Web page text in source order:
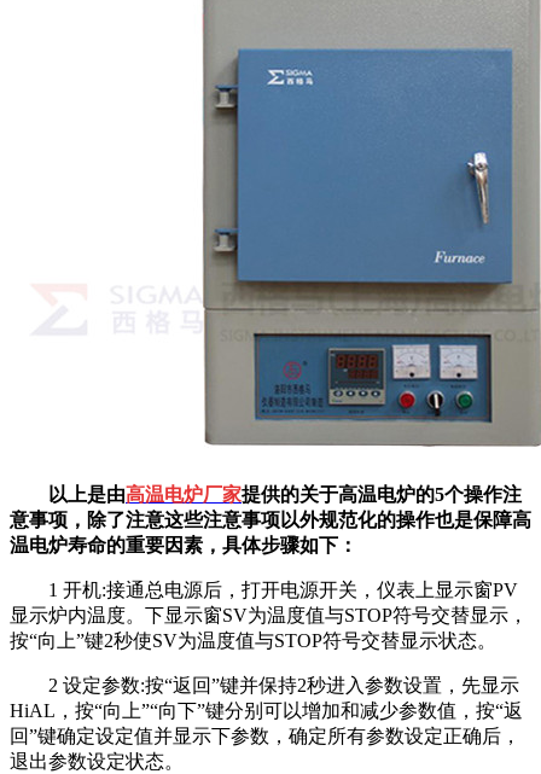
以上是由高温电炉厂家提供的关于高温电炉的5个操作注
意事项，除了注意这些注意事项以外规范化的操作也是保障高
温电炉寿命的重要因素，具体步骤如下：
1 开机:接通总电源后，打开电源开关，仪表上显示窗PV
显示炉内温度。下显示窗SV为温度值与STOP符号交替显示，
按“向上”键2秒使SV为温度值与STOP符号交替显示状态。
2 设定参数:按“返回”键并保持2秒进入参数设置，先显示
HiAL，按“向上”“向下”键分别可以增加和减少参数值，按“返
回”键确定设定值并显示下参数，确定所有参数设定正确后，
退出参数设定状态。